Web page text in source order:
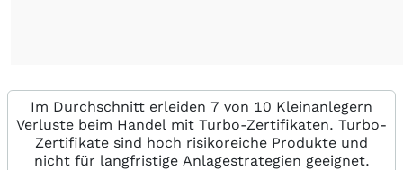
Im Durchschnitt erleiden 7 von 10 Kleinanlegern
Verluste beim Handel mit Turbo-Zertifikaten. Turbo-
Zertifikate sind hoch risikoreiche Produkte und
nicht für langfristige Anlagestrategien geeignet.